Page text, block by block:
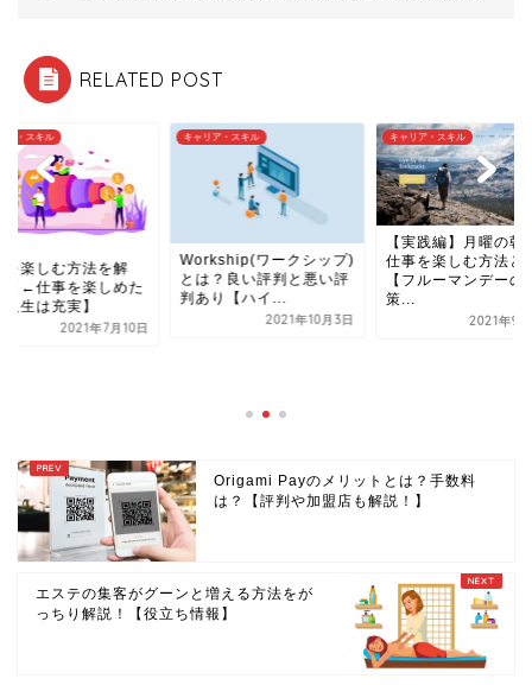
RELATED POST
ア・スキル
を楽しむ方法を解
【←仕事を楽しめた
人生は充実】
2021年7月10日
キャリア・スキル
Workship(ワークシップ)
とは？良い評判と悪い評
判あり【ハイ...
2021年10月3日
キャリア・スキル
【実践編】月曜の朝
仕事を楽しむ方法と
【フルーマンデーの
策...
2021年9
Origami Payのメリットとは？手数料
は？【評判や加盟店も解説！】
エステの集客がグーンと増える方法をが
っちり解説！【役立ち情報】